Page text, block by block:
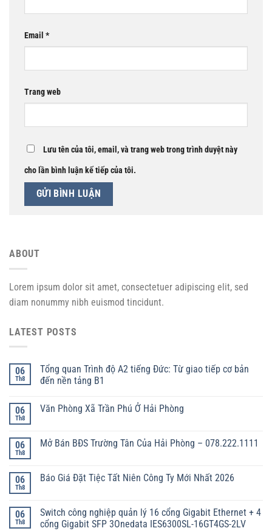
Email *
Trang web
Lưu tên của tôi, email, và trang web trong trình duyệt này
cho lần bình luận kế tiếp của tôi.
ABOUT
Lorem ipsum dolor sit amet, consectetuer adipiscing elit, sed
diam nonummy nibh euismod tincidunt.
LATEST POSTS
06
Th8
Tổng quan Trình độ A2 tiếng Đức: Từ giao tiếp cơ bản
đến nền tảng B1
06
Th8
Văn Phòng Xã Trần Phú Ở Hải Phòng
06
Th8
Mở Bán BĐS Trường Tân Của Hải Phòng – 078.222.1111
06
Th8
Báo Giá Đặt Tiệc Tất Niên Công Ty Mới Nhất 2026
06
Th8
Switch công nghiệp quản lý 16 cổng Gigabit Ethernet + 4
cổng Gigabit SFP 3Onedata IES6300SL-16GT4GS-2LV